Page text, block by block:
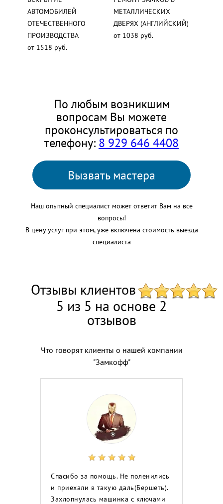
АВТОМОБИЛЕЙ
ОТЕЧЕСТВЕННОГО
ПРОИЗВОДСТВА
от 1518 руб.
МЕТАЛЛИЧЕСКИХ
ДВЕРЯХ (АНГЛИЙСКИЙ)
от 1038 руб.
По любым возникшим
вопросам Вы можете
проконсультироваться по
телефону: 8 929 646 4408
Вызвать мастера
Наш опытный специалист может ответит Вам на все
вопросы!
В цену услуг при этом, уже включена стоимость выезда
специалиста
Отзывы клиентов
5 из 5 на основе 2
отзывов
Что говорят клиенты о нашей компании
"Замкофф"
Спасибо за помощь. Не поленились
и приехали в такую даль(Бершеть).
Захлопнулась машинка с ключами